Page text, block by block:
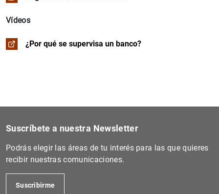
Vídeos
¿Por qué se supervisa un banco?
Suscríbete a nuestra Newsletter
Podrás elegir las áreas de tu interés para las que quieres
recibir nuestras comunicaciones.
Suscribirme